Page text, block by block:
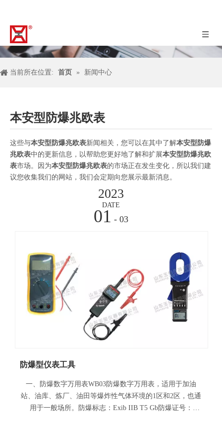
当前所在位置: 首页 » 新闻中心
本安型防爆兆欧表
这些与本安型防爆兆欧表新闻相关，您可以在其中了解本安型防爆
兆欧表中的更新信息，以帮助您更好地了解和扩展本安型防爆兆欧
表市场。因为本安型防爆兆欧表的市场正在发生变化，所以我们建
议您收集我们的网站，我们会定期向您展示最新消息。
2023
DATE
01 - 03
防爆型仪表工具
一、防爆数字万用表WB03防爆数字万用表，适用于加油
站、油库、炼厂、油田等爆炸性气体环境的1区和2区，也通
用于一般场所。防爆标志：Exib IIB T5 Gb防爆证号：